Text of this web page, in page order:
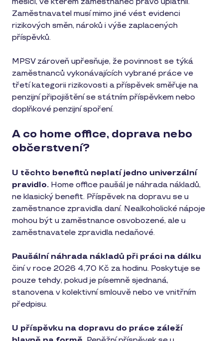
Zaměstnavatel musí mimo jiné vést evidenci
rizikových směn, nároků i výše zaplacených
příspěvků.
MPSV zároveň upřesňuje, že povinnost se týká
zaměstnanců vykonávajících vybrané práce ve
třetí kategorii rizikovosti a příspěvek směřuje na
penzijní připojištění se státním příspěvkem nebo
doplňkové penzijní spoření.
A co home office, doprava nebo
občerstvení?
U těchto benefitů neplatí jedno univerzální
pravidlo. Home office paušál je náhrada nákladů,
ne klasický benefit. Příspěvek na dopravu se u
zaměstnance zpravidla daní. Nealkoholické nápoje
mohou být u zaměstnance osvobozené, ale u
zaměstnavatele zpravidla nedaňové.
Paušální náhrada nákladů při práci na dálku
činí v roce 2026 4,70 Kč za hodinu. Poskytuje se
pouze tehdy, pokud je písemně sjednaná,
stanovena v kolektivní smlouvě nebo ve vnitřním
předpisu.
U příspěvku na dopravu do práce záleží